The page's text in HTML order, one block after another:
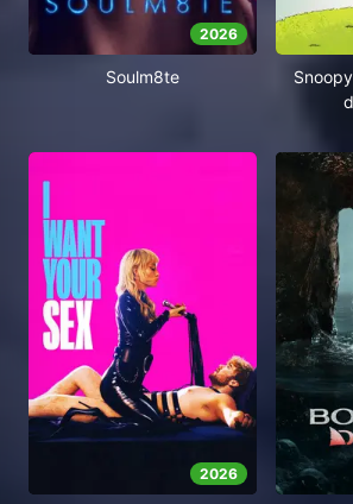
2026
Soulm8te
2026